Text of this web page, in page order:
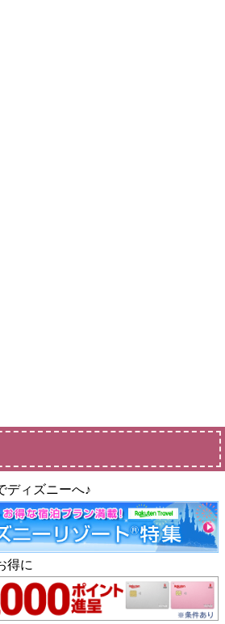
ディズニーへ♪
得に